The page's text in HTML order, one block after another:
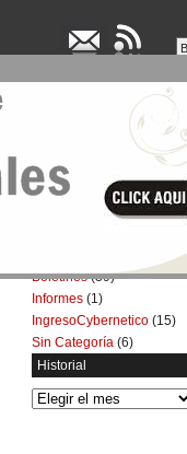
BOLETINES
Boletines(39)
Informes (1)
IngresoCybernetico (15)
Sin Categoría (6)
Historial
Historial